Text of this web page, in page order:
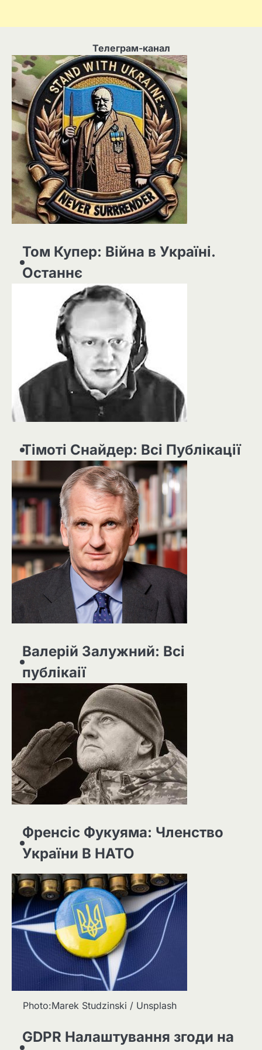
Телеграм-канал
Том Купер: Війна в Україні.
Останнє
Тімоті Снайдер: Всі Публікації
Валерій Залужний: Всі
публікаії
Френсіс Фукуяма: Членство
України В НАТО
Photo:Marek Studzinski / Unsplash
GDPR Налаштування згоди на